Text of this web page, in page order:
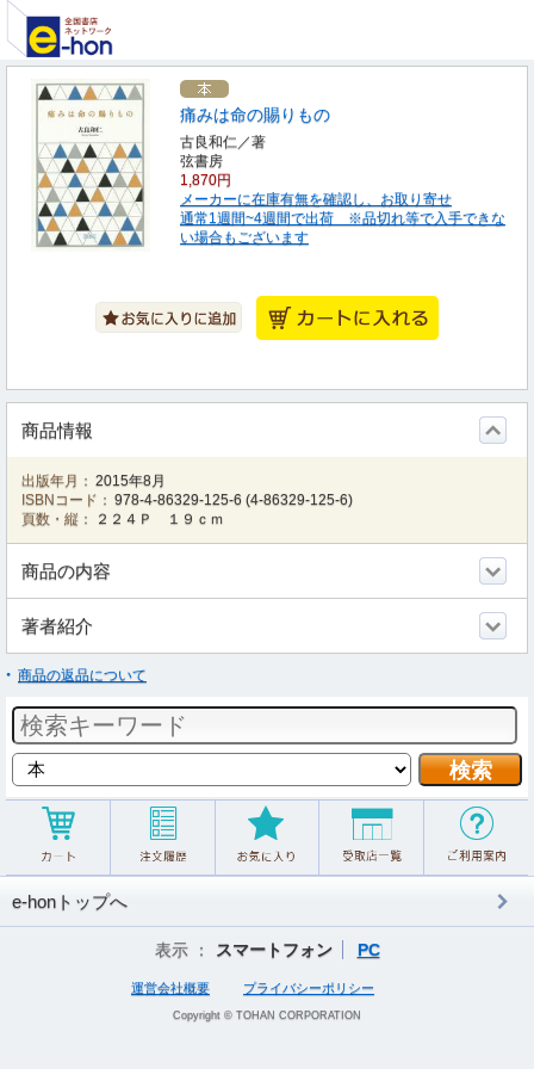
痛みは命の賜りもの
古良和仁／著
弦書房
1,870円
メーカーに在庫有無を確認し、お取り寄せ
通常1週間~4週間で出荷 ※品切れ等で入手できな
い場合もございます
商品情報
出版年月： 2015年8月
ISBNコード： 978-4-86329-125-6 (4-86329-125-6)
頁数・縦：
２２４Ｐ １９ｃｍ
商品の内容
著者紹介
商品の返品について
e-honトップへ
表示 ： スマートフォン PC
運営会社概要 プライバシーポリシー
Copyright © TOHAN CORPORATION